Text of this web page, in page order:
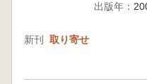
出版年：
新刊 取り寄せ